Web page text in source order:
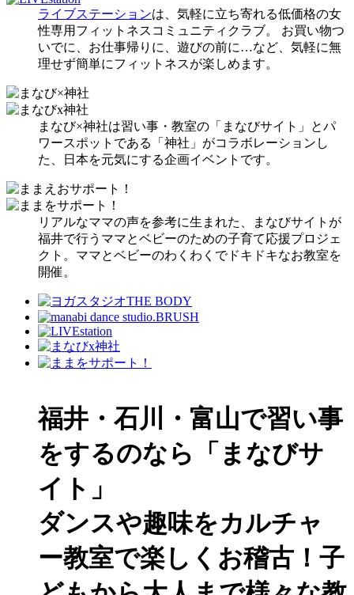
ライブステーションは、気軽に立ち寄れる低価格の女
性専用フィットネスコミュニティクラブ。 お買い物つ
いでに、お仕事帰りに、遊びの前に…など、気軽に無
理せず簡単にフィットネスが楽しめます。
まなび×神社は習い事・教室の「まなびサイト」とパ
ワースポットである「神社」がコラボレーションし
た、日本を元気にする企画イベントです。
リアルなママの声を参考に生まれた、まなびサイトが
福井で行うママとベビーのための子育て応援プロジェ
クト。ママとベビーのわくわくでドキドキなお教室を
開催。
福井・石川・富山で習い事
をするのなら「まなびサ
イト」
ダンスや趣味をカルチャ
ー教室で楽しくお稽古！子